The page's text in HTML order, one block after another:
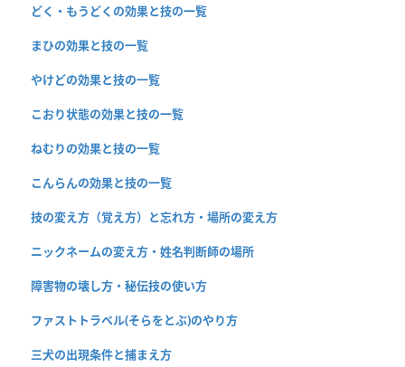
どく・もうどくの効果と技の一覧
まひの効果と技の一覧
やけどの効果と技の一覧
こおり状態の効果と技の一覧
ねむりの効果と技の一覧
こんらんの効果と技の一覧
技の変え方（覚え方）と忘れ方・場所の変え方
ニックネームの変え方・姓名判断師の場所
障害物の壊し方・秘伝技の使い方
ファストトラベル(そらをとぶ)のやり方
三犬の出現条件と捕まえ方